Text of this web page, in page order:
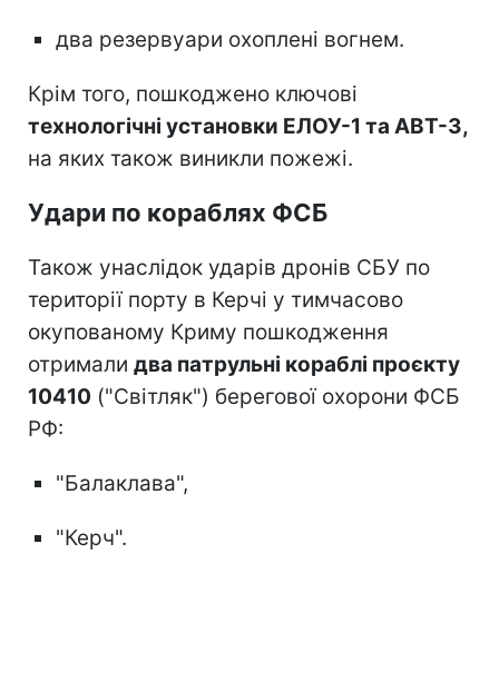
два резервуари охоплені вогнем.
Крім того, пошкоджено ключові
технологічні установки ЕЛОУ-1 та АВТ-3,
на яких також виникли пожежі.
Удари по кораблях ФСБ
Також унаслідок ударів дронів СБУ по
території порту в Керчі у тимчасово
окупованому Криму пошкодження
отримали два патрульні кораблі проєкту
10410 ("Світляк") берегової охорони ФСБ
РФ:
"Балаклава",
"Керч".